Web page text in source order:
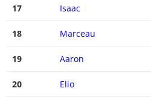
17 Isaac
18 Marceau
19 Aaron
20 Elio